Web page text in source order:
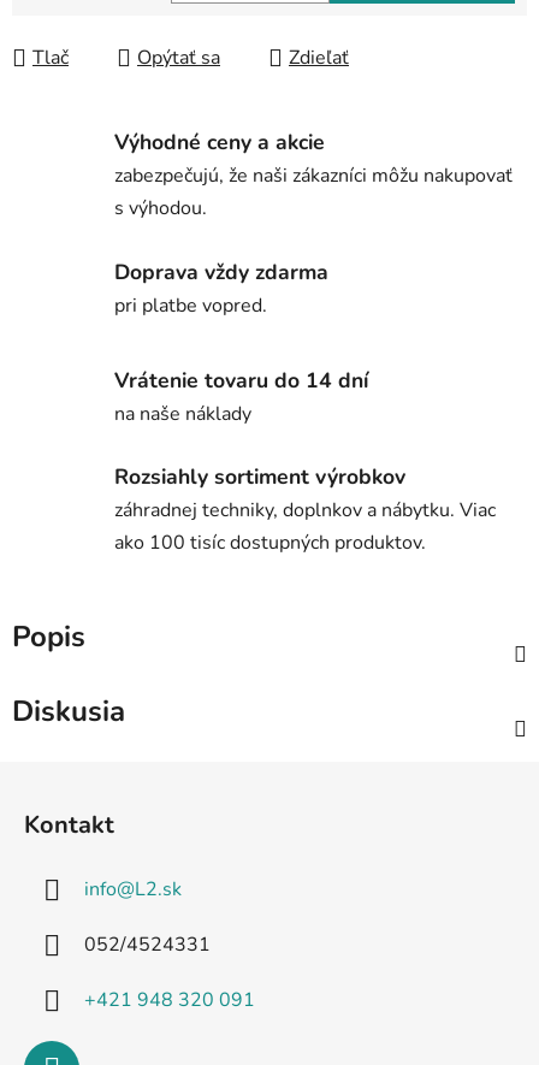
Tlač Opýtať sa Zdieľať
Výhodné ceny a akcie
zabezpečujú, že naši zákazníci môžu nakupovať
s výhodou.
Doprava vždy zdarma
pri platbe vopred.
Vrátenie tovaru do 14 dní
na naše náklady
Rozsiahly sortiment výrobkov
záhradnej techniky, doplnkov a nábytku. Viac
ako 100 tisíc dostupných produktov.
Popis
Diskusia
Kontakt
info@L2.sk
052/4524331
+421 948 320 091